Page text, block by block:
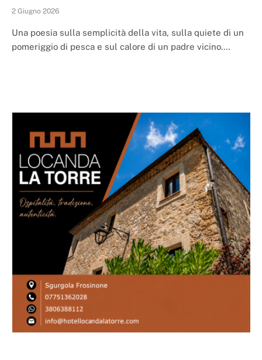
2 Giugno 2026
Una poesia sulla semplicità della vita, sulla quiete di un
pomeriggio di pesca e sul calore di un padre vicino.…